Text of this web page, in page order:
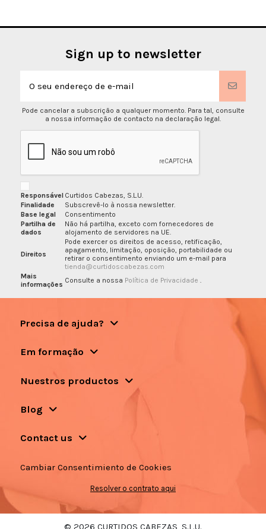
Sign up to newsletter
Pode cancelar a subscrição a qualquer momento. Para tal, consulte
a nossa informação de contacto na declaração legal.
Responsável Curtidos Cabezas, S.L.U.
Finalidade
Subscrevê-lo à nossa newsletter.
Base legal
Consentimento
Partilha de
dados
Não há partilha, exceto com fornecedores de
alojamento de servidores na UE.
Direitos
Pode exercer os direitos de acesso, retificação,
apagamento, limitação, oposição, portabilidade ou
retirar o consentimento enviando um e-mail para
tienda@curtidoscabezas.com
Mais
informações Consulte a nossa Política de Privacidade
Precisa de ajuda?
Em formação
Nuestros productos
Blog
Contact us
Cambiar Consentimiento de Cookies
Resolver o contrato aqui